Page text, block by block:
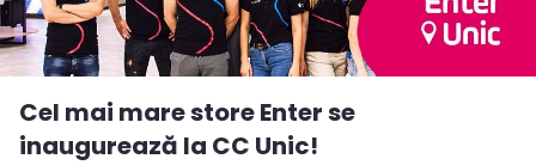
Cel mai mare store Enter se
inaugurează la CC Unic!